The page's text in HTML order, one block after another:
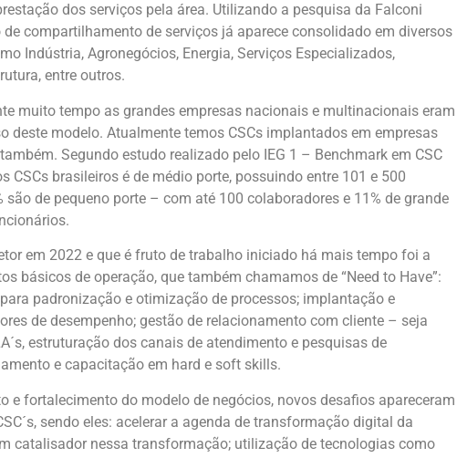
dos serviços pela área. Utilizando a pesquisa da Falconi
compartilhamento de serviços já aparece consolidado em diversos
Indústria, Agronegócios, Energia, Serviços Especializados,
entre outros.
muito tempo as grandes empresas nacionais e multinacionais eram
deste modelo. Atualmente temos CSCs implantados em empresas
Segundo estudo realizado pelo IEG 1 – Benchmark em CSC
CSCs brasileiros é de médio porte, possuindo entre 101 e 500
são de pequeno porte – com até 100 colaboradores e 11% de grande
em 2022 e que é fruto de trabalho iniciado há mais tempo foi a
básicos de operação, que também chamamos de “Need to Have”:
padronização e otimização de processos; implantação e
de desempenho; gestão de relacionamento com cliente – seja
estruturação dos canais de atendimento e pesquisas de
e capacitação em hard e soft skills.
e fortalecimento do modelo de negócios, novos desafios apareceram
sendo eles: acelerar a agenda de transformação digital da
catalisador nessa transformação; utilização de tecnologias como